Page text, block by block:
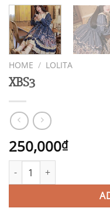
HOME / LOLITA
XBS3
250,000₫
XBS3 quantity